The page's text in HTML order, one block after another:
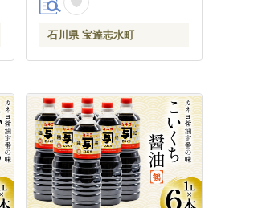
石川県 宝達志水町